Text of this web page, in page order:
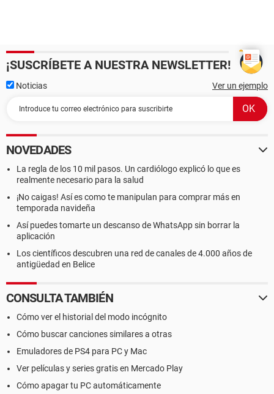
¡SUSCRÍBETE A NUESTRA NEWSLETTER!
Noticias Ver un ejemplo
NOVEDADES
La regla de los 10 mil pasos. Un cardiólogo explicó lo que es
realmente necesario para la salud
¡No caigas! Así es como te manipulan para comprar más en
temporada navideña
Así puedes tomarte un descanso de WhatsApp sin borrar la
aplicación
Los científicos descubren una red de canales de 4.000 años de
antigüedad en Belice
CONSULTA TAMBIÉN
Cómo ver el historial del modo incógnito
Cómo buscar canciones similares a otras
Emuladores de PS4 para PC y Mac
Ver películas y series gratis en Mercado Play
Cómo apagar tu PC automáticamente